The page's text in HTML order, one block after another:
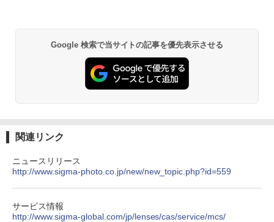
Google 検索で当サイトの記事を優先表示させる
関連リンク
ニュースリリース
http://www.sigma-photo.co.jp/new/new_topic.php?id=559
サービス情報
http://www.sigma-global.com/jp/lenses/cas/service/mcs/